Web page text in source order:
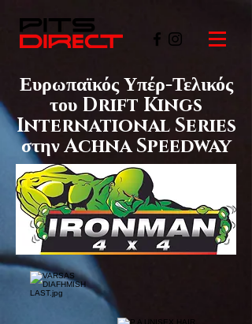
Ευρωπαϊκός Υπέρ-Τελικός
του Drift Kings
International Series
στην Achna Speedway